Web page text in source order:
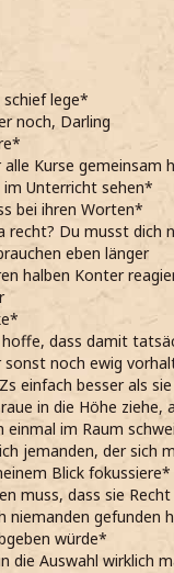
lege*
noch, Darling
Kurse gemeinsam
Unterricht sehen*
bei ihren Worten*
recht? Du musst dich
eben länger
halben Konter
dass damit
noch ewig
einfach besser als
in die Höhe ziehe,
einmal im Raum
jemanden, der sich
Blick fokussiere*
muss, dass sie
niemanden gefunden
würde*
die Auswahl wirklich